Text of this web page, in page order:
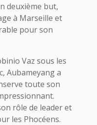
deuxième but,
à Marseille et
pour son
Vaz sous les
Aubameyang a
toute son
rôle de leader et
les Phocéens.